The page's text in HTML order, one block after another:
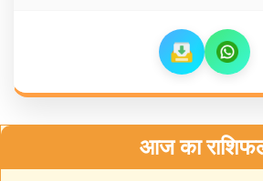
आज का